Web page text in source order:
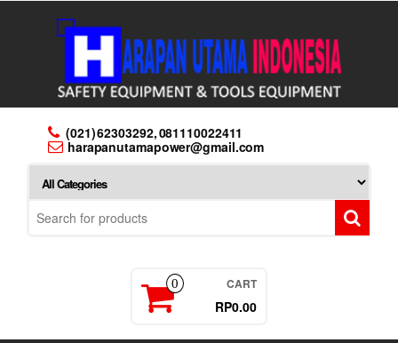
(021) 62303292, 081110022411
harapanutamapower@gmail.com
0 CART
RP0.00